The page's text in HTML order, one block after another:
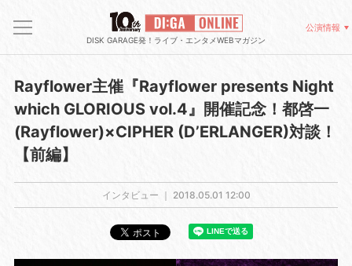
DISK GARAGE発！ライブ・エンタメWEBマガジン
公演情報
Rayflower主催『Rayflower presents Night
which GLORIOUS vol.4』開催記念！都啓一
(Rayflower)×CIPHER (D’ERLANGER)対談！
【前編】
インタビュー ｜ 2018.05.01 12:00